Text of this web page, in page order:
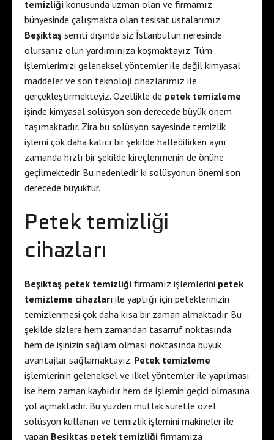
temizliği konusunda uzman olan ve firmamız
bünyesinde çalışmakta olan tesisat ustalarımız
Beşiktaş semti dışında siz İstanbul’un neresinde
olursanız olun yardımınıza koşmaktayız. Tüm
işlemlerimizi geleneksel yöntemler ile değil kimyasal
maddeler ve son teknoloji cihazlarımız ile
gerçekleştirmekteyiz. Özellikle de petek temizleme
işinde kimyasal solüsyon son derecede büyük önem
taşımaktadır. Zira bu solüsyon sayesinde temizlik
işlemi çok daha kalıcı bir şekilde halledilirken aynı
zamanda hızlı bir şekilde kireçlenmenin de önüne
geçilmektedir. Bu nedenledir ki solüsyonun önemi son
derecede büyüktür.
Petek temizliği
cihazları
Beşiktaş petek temizliği firmamız işlemlerini petek
temizleme cihazları ile yaptığı için peteklerinizin
temizlenmesi çok daha kısa bir zaman almaktadır. Bu
şekilde sizlere hem zamandan tasarruf noktasında
hem de işinizin sağlam olması noktasında büyük
avantajlar sağlamaktayız. Petek temizleme
işlemlerinin geleneksel ve ilkel yöntemler ile yapılması
ise hem zaman kaybıdır hem de işlemin geçici olmasına
yol açmaktadır. Bu yüzden mutlak suretle özel
solüsyon kullanan ve temizlik işlemini makineler ile
yapan Beşiktaş petek temizliği firmamıza